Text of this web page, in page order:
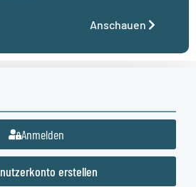
Anschauen
Anmelden
erstellen